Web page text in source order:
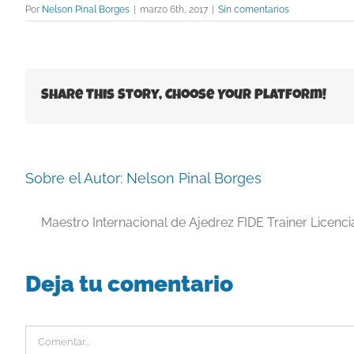
Por Nelson Pinal Borges | marzo 6th, 2017 | Sin comentarios
Share This Story, Choose Your Platform!
Sobre el Autor: Nelson Pinal Borges
Maestro Internacional de Ajedrez FIDE Trainer
Deja tu comentario